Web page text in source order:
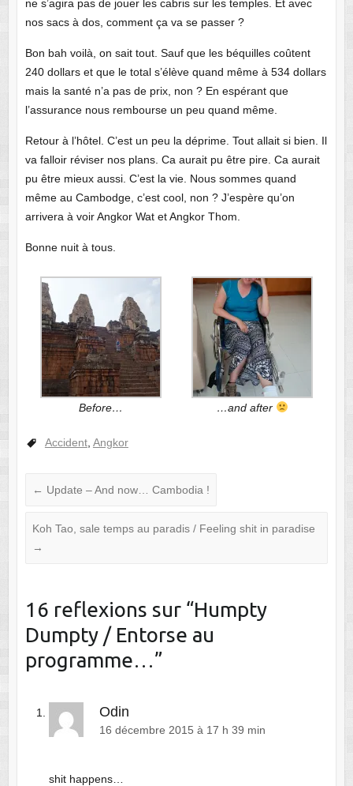
ne s’agira pas de jouer les cabris sur les temples. Et avec
nos sacs à dos, comment ça va se passer ?
Bon bah voilà, on sait tout. Sauf que les béquilles coûtent
240 dollars et que le total s’élève quand même à 534 dollars
mais la santé n’a pas de prix, non ? En espérant que
l’assurance nous rembourse un peu quand même.
Retour à l’hôtel. C’est un peu la déprime. Tout allait si bien. Il
va falloir réviser nos plans. Ca aurait pu être pire. Ca aurait
pu être mieux aussi. C’est la vie. Nous sommes quand
même au Cambodge, c’est cool, non ? J’espère qu’on
arrivera à voir Angkor Wat et Angkor Thom.
Bonne nuit à tous.
Before… …and after
Accident, Angkor
← Update – And now… Cambodia !
Koh Tao, sale temps au paradis / Feeling shit in paradise
→
16 reflexions sur “Humpty
Dumpty / Entorse au
programme…”
Odin
16 décembre 2015 à 17 h 39 min
shit happens…